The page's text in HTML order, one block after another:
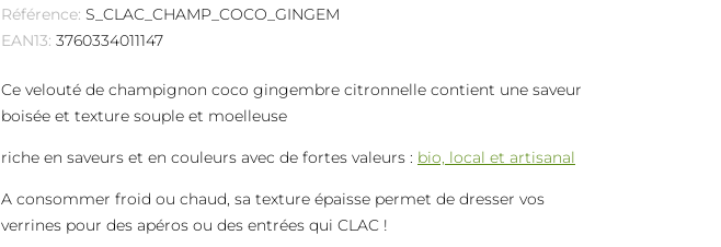
Référence: S_CLAC_CHAMP_COCO_GINGEM
EAN13: 3760334011147
Ce velouté de champignon coco gingembre citronnelle contient une saveur
boisée et texture souple et moelleuse
riche en saveurs et en couleurs avec de fortes valeurs : bio, local et artisanal
A consommer froid ou chaud, sa texture épaisse permet de dresser vos
verrines pour des apéros ou des entrées qui CLAC !